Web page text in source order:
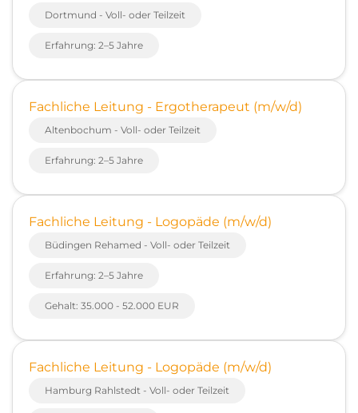
Dortmund - Voll- oder Teilzeit
Erfahrung: 2–5 Jahre
Fachliche Leitung - Ergotherapeut (m/w/d)
Altenbochum - Voll- oder Teilzeit
Erfahrung: 2–5 Jahre
Fachliche Leitung - Logopäde (m/w/d)
Büdingen Rehamed - Voll- oder Teilzeit
Erfahrung: 2–5 Jahre
Gehalt: 35.000 - 52.000 EUR
Fachliche Leitung - Logopäde (m/w/d)
Hamburg Rahlstedt - Voll- oder Teilzeit